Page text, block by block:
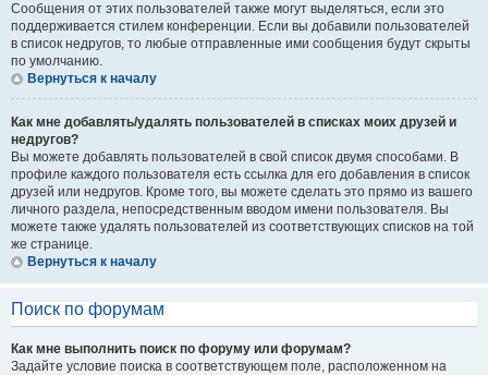
Сообщения от этих пользователей также могут выделяться, если это
поддерживается стилем конференции. Если вы добавили пользователей
в список недругов, то любые отправленные ими сообщения будут скрыты
по умолчанию.
Вернуться к началу
Как мне добавлять/удалять пользователей в списках моих друзей и
недругов?
Вы можете добавлять пользователей в свой список двумя способами. В
профиле каждого пользователя есть ссылка для его добавления в список
друзей или недругов. Кроме того, вы можете сделать это прямо из вашего
личного раздела, непосредственным вводом имени пользователя. Вы
можете также удалять пользователей из соответствующих списков на той
же странице.
Вернуться к началу
Поиск по форумам
Как мне выполнить поиск по форуму или форумам?
Задайте условие поиска в соответствующем поле, расположенном на